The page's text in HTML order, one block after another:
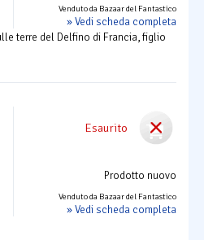
Venduto da Bazaar del Fantastico
» Vedi scheda completa
terre del Delfino di Francia, figlio
Esaurito
Prodotto nuovo
Venduto da Bazaar del Fantastico
» Vedi scheda completa